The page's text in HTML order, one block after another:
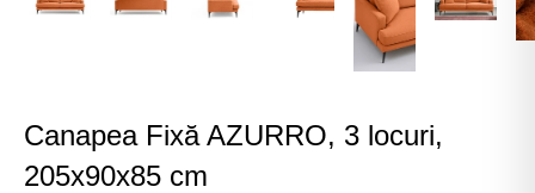
Canapea Fixă AZURRO, 3 locuri,
205x90x85 cm